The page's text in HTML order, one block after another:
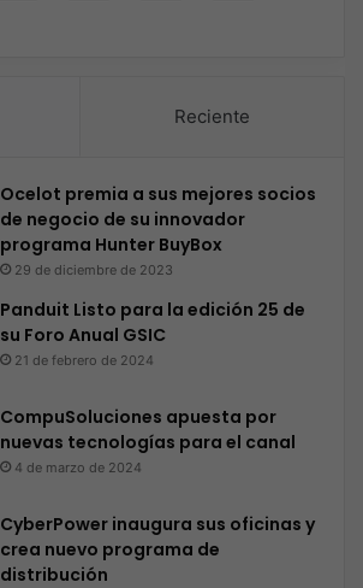
Reciente
Ocelot premia a sus mejores socios
de negocio de su innovador
programa Hunter BuyBox
29 de diciembre de 2023
Panduit Listo para la edición 25 de
su Foro Anual GSIC
21 de febrero de 2024
CompuSoluciones apuesta por
nuevas tecnologías para el canal
4 de marzo de 2024
CyberPower inaugura sus oficinas y
crea nuevo programa de
distribución